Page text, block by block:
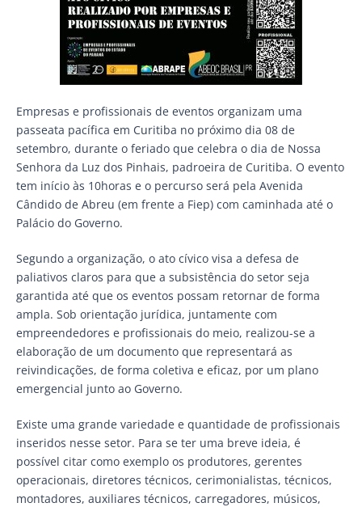
Empresas e profissionais de eventos organizam uma
passeata pacífica em Curitiba no próximo dia 08 de
setembro, durante o feriado que celebra o dia de Nossa
Senhora da Luz dos Pinhais, padroeira de Curitiba. O evento
tem início às 10horas e o percurso será pela Avenida
Cândido de Abreu (em frente a Fiep) com caminhada até o
Palácio do Governo.
Segundo a organização, o ato cívico visa a defesa de
paliativos claros para que a subsistência do setor seja
garantida até que os eventos possam retornar de forma
ampla. Sob orientação jurídica, juntamente com
empreendedores e profissionais do meio, realizou-se a
elaboração de um documento que representará as
reivindicações, de forma coletiva e eficaz, por um plano
emergencial junto ao Governo.
Existe uma grande variedade e quantidade de profissionais
inseridos nesse setor. Para se ter uma breve ideia, é
possível citar como exemplo os produtores, gerentes
operacionais, diretores técnicos, cerimonialistas, técnicos,
montadores, auxiliares técnicos, carregadores, músicos,